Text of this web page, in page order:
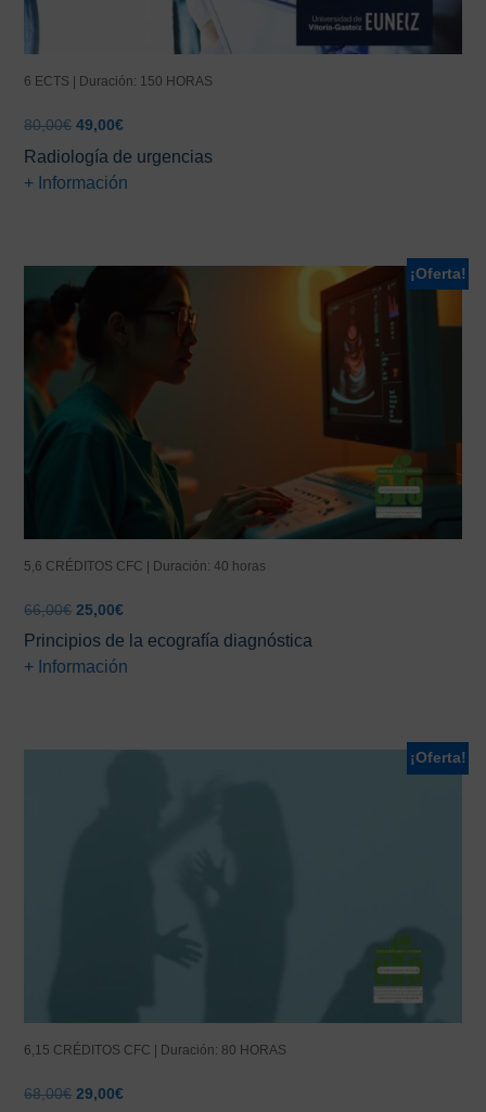
6 ECTS | Duración: 150 HORAS
80,00€ El
precio
original
era:
49,00€El
actual
es:
Radiología de urgencias
+ Información
¡Oferta!
5,6 CRÉDITOS CFC | Duración: 40 horas
66,00€ El
precio
original
era:
25,00€El
precio
actual
es:
Principios de la ecografía diagnóstica
+ Información
¡Oferta!
6,15 CRÉDITOS CFC | Duración: 80 HORAS
68,00€ El
29,00€El